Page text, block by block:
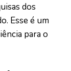
dos
Esse é um
para o